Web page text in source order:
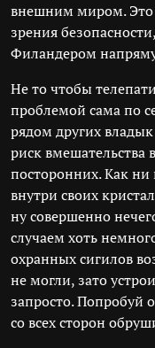
внешним миром. Это
зрения
Филандером
Не то чтобы
проблемой сама по
рядом других
риск
посторонних. Как ни
внутри своих
ну совершенно
случаем хоть
охранных сигилов
не могли, зато
запросто. Попробуй
со всех сторон